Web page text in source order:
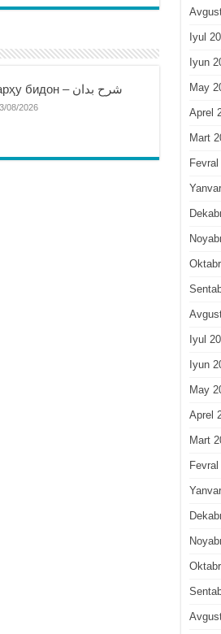
Шарҳу бидон – شرح بدان
08/2026
Iyul
Iyun
May
Aprel
Mart
Fevral
Iyul
Iyun
May
Aprel
Mart
Fevral